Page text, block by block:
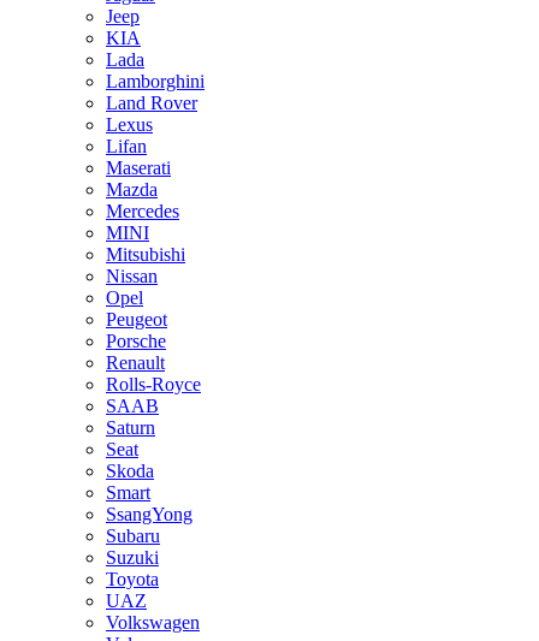
Jeep
KIA
Lada
Lamborghini
Land Rover
Lexus
Lifan
Maserati
Mazda
Mercedes
MINI
Mitsubishi
Nissan
Opel
Peugeot
Porsche
Renault
Rolls-Royce
SAAB
Saturn
Seat
Skoda
Smart
SsangYong
Subaru
Suzuki
Toyota
UAZ
Volkswagen